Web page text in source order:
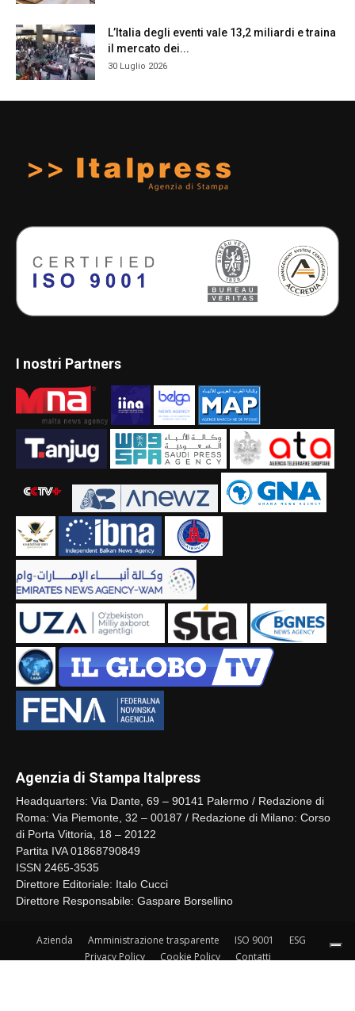
L’Italia degli eventi vale 13,2 miliardi e traina
il mercato dei...
30 Luglio 2026
I nostri Partners
Agenzia di Stampa Italpress
Headquarters: Via Dante, 69 – 90141 Palermo / Redazione di
Roma: Via Piemonte, 32 – 00187 / Redazione di Milano: Corso
di Porta Vittoria, 18 – 20122
Partita IVA 01868790849
ISSN 2465-3535
Direttore Editoriale: Italo Cucci
Direttore Responsabile: Gaspare Borsellino
Azienda Amministrazione trasparente ISO 9001
ESG
Privacy Policy
Cookie Policy Contatti